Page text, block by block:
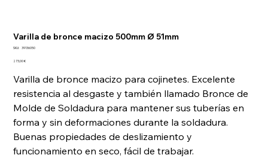
Varilla de bronce macizo 500mm Ø 51mm
SKU:
SKU
39136050
Precio
273,00 €
Varilla de bronce macizo para cojinetes. Excelente
resistencia al desgaste y también llamado Bronce de
Molde de Soldadura para mantener sus tuberías en
forma y sin deformaciones durante la soldadura.
Buenas propiedades de deslizamiento y
funcionamiento en seco, fácil de trabajar.